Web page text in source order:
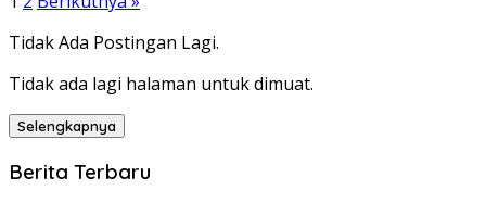
pos
Tidak Ada Postingan Lagi.
Tidak ada lagi halaman untuk dimuat.
Selengkapnya
Berita Terbaru